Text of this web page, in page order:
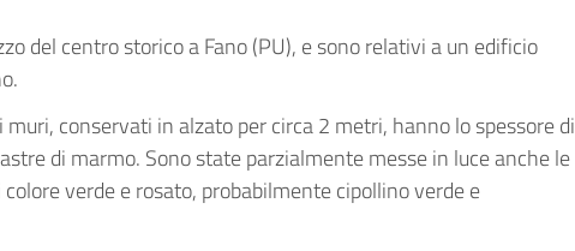
del centro storico a Fano (PU), e sono relativi a un edificio
conservati in alzato per circa 2 metri, hanno lo spessore di
di marmo. Sono state parzialmente messe in luce anche le
verde e rosato, probabilmente cipollino verde e